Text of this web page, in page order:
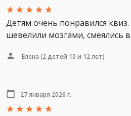
Детям очень понравился
шевелили мозгами, смеялись
Елена (2 детей 10 и 12 лет)
27 января 2026 г.